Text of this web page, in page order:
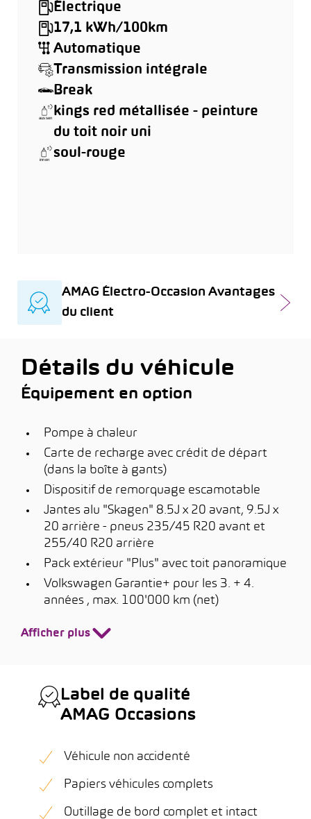
Électrique
17,1 kWh/100km
Automatique
Transmission intégrale
Break
kings red métallisée - peinture
du toit noir uni
soul-rouge
AMAG Électro-Occasion Avantages
du client
Détails du véhicule
Équipement en option
Pompe à chaleur
Carte de recharge avec crédit de départ
(dans la boîte à gants)
Dispositif de remorquage escamotable
Jantes alu "Skagen" 8.5J x 20 avant, 9.5J x
20 arrière - pneus 235/45 R20 avant et
255/40 R20 arrière
Pack extérieur "Plus" avec toit panoramique
Volkswagen Garantie+ pour les 3. + 4.
années , max. 100'000 km (net)
Afficher plus
Label de qualité
AMAG Occasions
Véhicule non accidenté
Papiers véhicules complets
Outillage de bord complet et intact